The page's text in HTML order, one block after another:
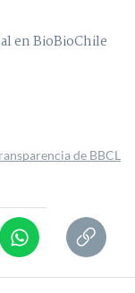
en BioBioChile
de BBCL